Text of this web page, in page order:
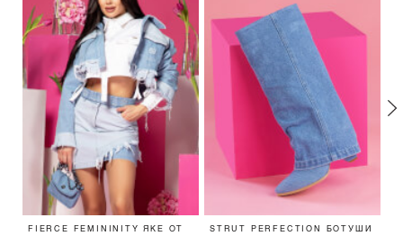
FIERCE FEMININITY ЯКЕ ОТ
STRUT PERFECTION БОТУШИ